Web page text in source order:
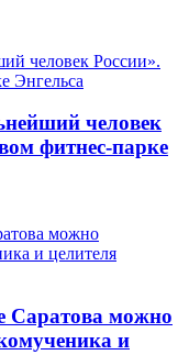
человек
фитнес-парке
Саратова можно
и